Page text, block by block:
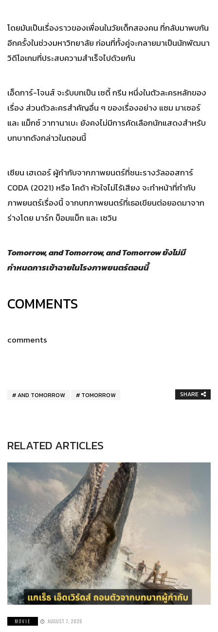
โดยมันเป็นเรื่องราวของเพื่อนในวัยเด็กสองคน ที่กลับมาพบกัน
อีกครั้งในช่วงมหาวิทยาลัย ก่อนที่ทั้งคู่จะกลายมาเป็นนักพัฒนา
วิดีโอเกมที่ประสบความสำเร็จไปด้วยกัน
เอ็ดการ์-โจนส์ จะรับบทเป็น เซดี้ กรีน หนึ่งในตัวละครหลักของ
เรื่อง ส่วนตัวละครสำคัญอื่น ๆ ของเรื่องอย่าง แซม มาเซอร์
และ แม็กซ์ วาทานาเบะ ยังคงไม่มีการคัดเลือกนักแสดงสำหรับ
บทบาทดังกล่าวในตอนนี้
เซียน เฮเดอร์ ผู้กำกับจากภาพยนตร์ที่ชนะรางวัลออสการ์
CODA (2021) หรือ โคด้า หัวใจไม่ไร้เสียง จะทำหน้าที่กำกับ
ภาพยนตร์เรื่องนี้ จากบทภาพยนตร์ที่เธอเขียนต่อยอดมาจาก
ร่างโดย มาร์ก บ็อมแบ็ก และ เซวิน
Tomorrow, and Tomorrow, and Tomorrow ยังไม่มี
กำหนดการเข้าฉายในโรงภาพยนตร์ตอนนี้
COMMENTS
comments
AND TOMORROW TOMORROW SHARE
RELATED ARTICLES
MOVIE AUGUST 7, 2026